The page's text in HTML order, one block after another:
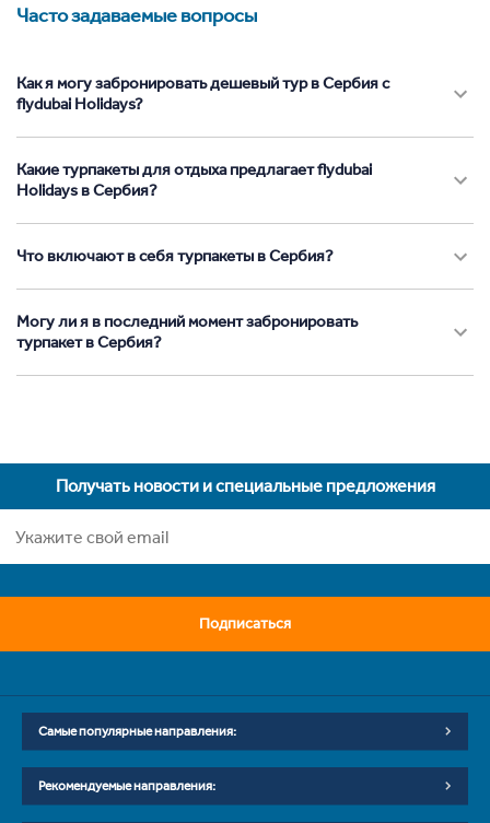
Часто задаваемые вопросы
Как я могу забронировать дешевый тур в Сербия с
flydubai Holidays?
Какие турпакеты для отдыха предлагает flydubai
Holidays в Сербия?
Что включают в себя турпакеты в Сербия?
Могу ли я в последний момент забронировать
турпакет в Сербия?
Получать новости и специальные предложения
Подписаться
Самые популярные направления:
Рекомендуемые направления: